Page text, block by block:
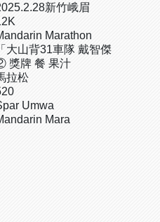
新竹峨眉
Marathon
「大山背31車隊 戴智傑
獎牌 餐 果汁
拉松
Umwa
Mara